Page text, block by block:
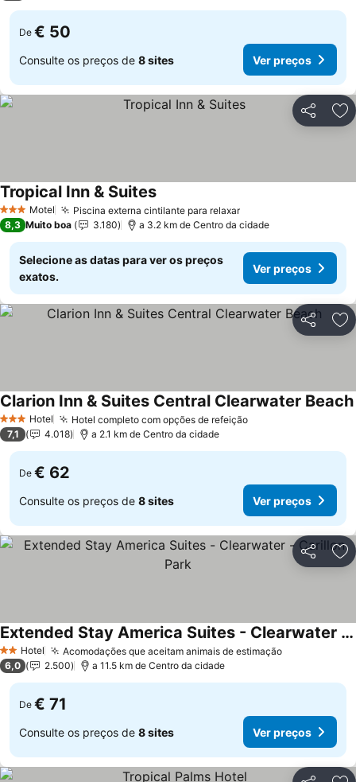
De € 50
Consulte os preços de 8 sites Ver preços
Partilhar
3 EstrelasMotel Piscina externa cintilante para relaxar
Tropical Inn & Suites
8,3 Muito boa 3.180 a 3.2 km de Centro da cidade
Selecione as datas para ver os preços
exatos.
Ver preços
Partilhar
3 EstrelasHotel Hotel completo com opções de refeição
Clarion Inn & Suites Central Clearwater Beach
7,1 4.018 a 2.1 km de Centro da cidade
De € 62
Consulte os preços de 8 sites Ver preços
Partilhar
2 Estrelas
Hotel Acomodações que aceitam animais de estimação
Extended Stay America Suites - Clearwater - Carillon Park
6,0 2.500 a 11.5 km de Centro da cidade
De € 71
Consulte os preços de 8 sites Ver preços